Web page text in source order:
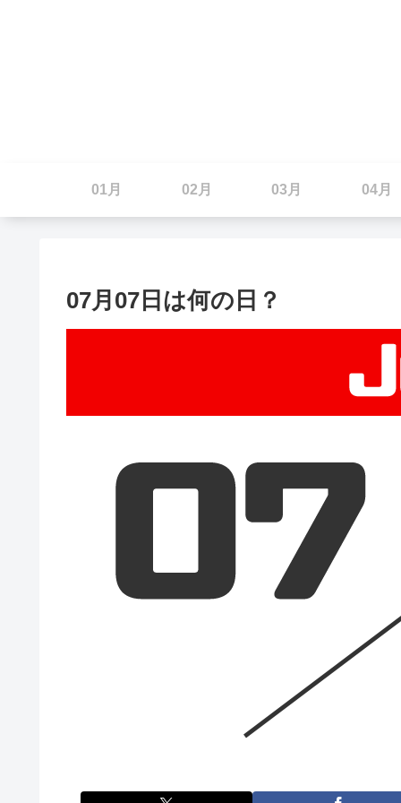
01月 02月 03月 04月
07月07日は何の日？